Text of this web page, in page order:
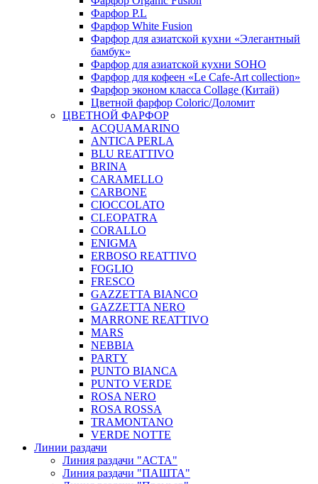
Фарфор P.L
Фарфор White Fusion
Фарфор для азиатской кухни «Элегантный
бамбук»
Фарфор для азиатской кухни SOHO
Фарфор для кофеен «Le Cafe-Art collection»
Фарфор эконом класса Collage (Китай)
Цветной фарфор Coloric/Доломит
ЦВЕТНОЙ ФАРФОР
ACQUAMARINO
ANTICA PERLA
BLU REATTIVO
BRINA
CARAMELLO
CARBONE
CIOCCOLATO
CLEOPATRA
CORALLO
ENIGMA
ERBOSO REATTIVO
FOGLIO
FRESCO
GAZZETTA BIANCO
GAZZETTA NERO
MARRONE REATTIVO
MARS
NEBBIA
PARTY
PUNTO BIANCA
PUNTO VERDE
ROSA NERO
ROSA ROSSA
TRAMONTANO
VERDE NOTTE
Линии раздачи
Линия раздачи "АСТА"
Линия раздачи "ПАШТА"